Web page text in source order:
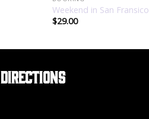
Weekend in San Fransico
$29.00
Directions